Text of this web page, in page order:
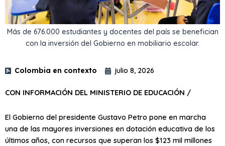
Más de 676.000 estudiantes y docentes del país se benefician
con la inversión del ​Gobierno en mobiliario escolar.
Colombia en contexto julio 8, 2026
CON INFORMACIÓN DEL MINISTERIO DE EDUCACIÓN /
El Gobierno del presidente Gustavo Petro pone en marcha
una de las mayores inversiones en dotación educativa de los
últimos años, con recursos que superan los $123 mil millones